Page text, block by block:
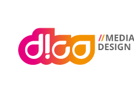
springen